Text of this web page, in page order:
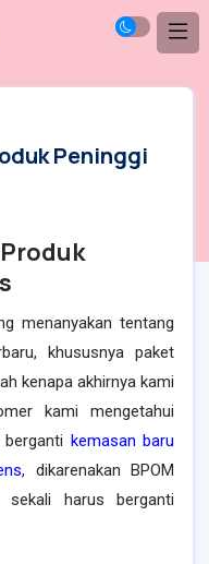
Peninggi
menanyakan tentang
khususnya paket
kenapa akhirnya kami
kami mengetahui
kemasan baru
, dikarenakan BPOM
harus berganti